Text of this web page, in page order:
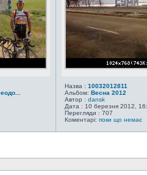
Назва : 10032012811
Альбом: Весна 2012
Автор : dansk
Дата : 10 березня 2012,
Перегляди : 707
Коментарі: поки що немає